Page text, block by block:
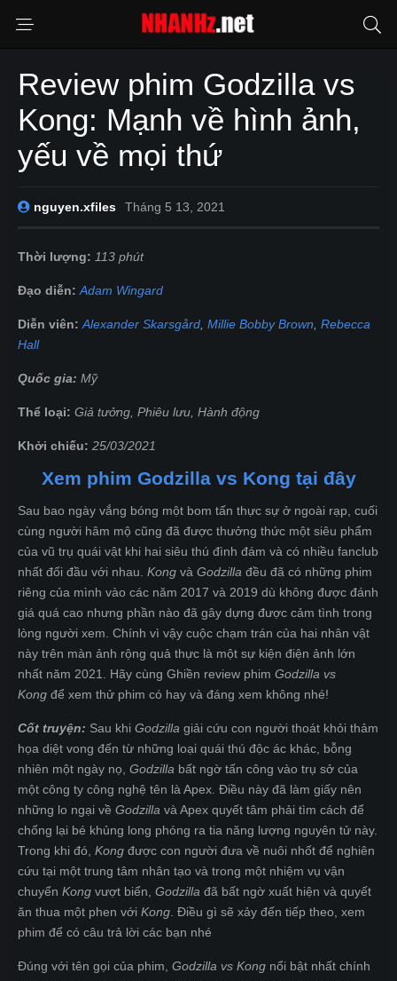
Review phim Godzilla vs
Kong: Mạnh về hình ảnh,
yếu về mọi thứ
nguyen.xfiles Tháng 5 13, 2021
Thời lượng: 113 phút
Đạo diễn: Adam Wingard
Diễn viên: Alexander Skarsgård Millie Bobby Brown Rebecca
Hall
Quốc gia: Mỹ
Thể loại: Giả tưởng, Phiêu lưu, Hành động
Khởi chiếu: 25/03/2021
Xem phim Godzilla vs Kong tại đây
Sau bao ngày vắng bóng một bom tấn thực sự ở ngoài rạp, cuối
cùng người hâm mộ cũng đã được thưởng thức một siêu phẩm
của vũ trụ quái vật khi hai siêu thú đình đám và có nhiều fanclub
nhất đối đầu với nhau. Kong và Godzilla đều đã có những phim
riêng của mình vào các năm 2017 và 2019 dù không được đánh
giá quá cao nhưng phần nào đã gây dựng được cảm tình trong
lòng người xem. Chính vì vậy cuộc chạm trán của hai nhân vật
này trên màn ảnh rộng quả thực là một sự kiện điện ảnh lớn
nhất năm 2021. Hãy cùng Ghiền review phim Godzilla vs
Kong để xem thử phim có hay và đáng xem không nhé!
Cốt truyện: Sau khi Godzilla giải cứu con người thoát khỏi thảm
họa diệt vong đến từ những loại quái thú độc ác khác, bỗng
nhiên một ngày nọ, Godzilla bất ngờ tấn công vào trụ sở của
một công ty công nghệ tên là Apex. Điều này đã làm giấy nên
những lo ngại về Godzilla và Apex quyết tâm phải tìm cách để
chống lại bé khủng long phóng ra tia năng lượng nguyên tử này.
Trong khi đó, Kong được con người đưa về nuôi nhốt để nghiên
cứu tại một trung tâm nhân tạo và trong một nhiệm vụ vận
chuyển Kong vượt biển, Godzilla đã bất ngờ xuất hiện và quyết
ăn thua một phen với Kong . Điều gì sẽ xảy đến tiếp theo, xem
phim để có câu trả lời các bạn nhé
Đúng với tên gọi của phim, Godzilla vs Kong nổi bật nhất chính